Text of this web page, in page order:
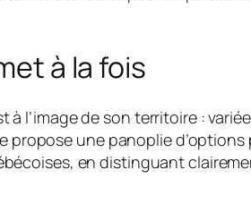
à la fois
l’image de son territoire :
propose une panoplie
en distinguant